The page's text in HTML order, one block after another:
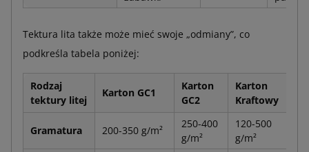
Tektura lita także może mieć swoje „odmiany”, co
podkreśla tabela poniżej:
Rodzaj
tektury litej
Karton GC1
Karton
GC2
Karton
Kraftowy
Gramatura 200-350 g/m²
250-400
g/m²
120-500
g/m²